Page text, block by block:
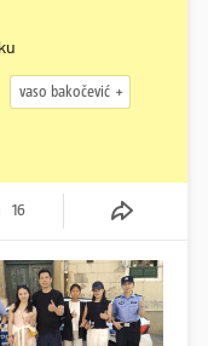
vaso bakočević
16